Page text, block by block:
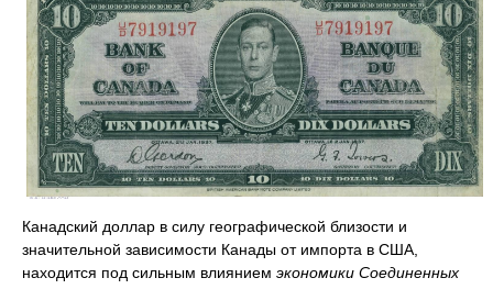
Канадский доллар в силу географической близости и
значительной зависимости Канады от импорта в США,
находится под сильным влиянием экономики Соединенных